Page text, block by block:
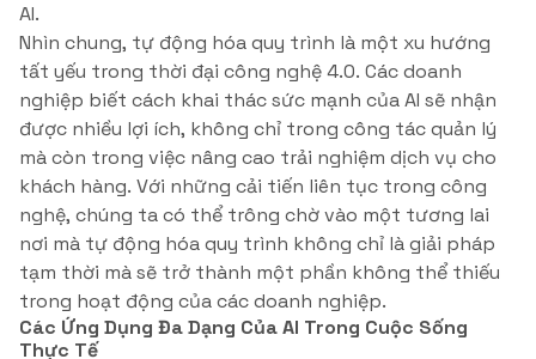
AI.
Nhìn chung, tự động hóa quy trình là một xu hướng
tất yếu trong thời đại công nghệ 4.0. Các doanh
nghiệp biết cách khai thác sức mạnh của AI sẽ nhận
được nhiều lợi ích, không chỉ trong công tác quản lý
mà còn trong việc nâng cao trải nghiệm dịch vụ cho
khách hàng. Với những cải tiến liên tục trong công
nghệ, chúng ta có thể trông chờ vào một tương lai
nơi mà tự động hóa quy trình không chỉ là giải pháp
tạm thời mà sẽ trở thành một phần không thể thiếu
trong hoạt động của các doanh nghiệp.
Các Ứng Dụng Đa Dạng Của AI Trong Cuộc Sống
Thực Tế